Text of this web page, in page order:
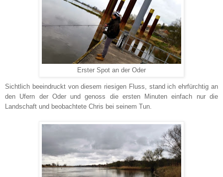
Erster Spot an der Oder
Sichtlich beeindruckt von diesem riesigen Fluss, stand ich ehrfürchtig an
den Ufern der Oder und genoss die ersten Minuten einfach nur die
Landschaft und beobachtete Chris bei seinem Tun.